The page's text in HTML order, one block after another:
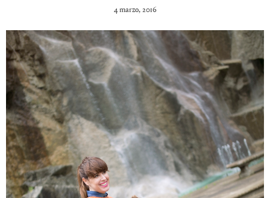
4 marzo, 2016